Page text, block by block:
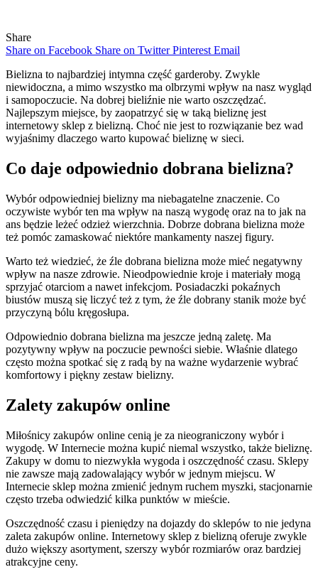
Share
Share on Facebook Share on Twitter Pinterest Email
Bielizna to najbardziej intymna część garderoby. Zwykle
niewidoczna, a mimo wszystko ma olbrzymi wpływ na nasz wygląd
i samopoczucie. Na dobrej bieliźnie nie warto oszczędzać.
Najlepszym miejsce, by zaopatrzyć się w taką bieliznę jest
internetowy sklep z bielizną. Choć nie jest to rozwiązanie bez wad
wyjaśnimy dlaczego warto kupować bieliznę w sieci.
Co daje odpowiednio dobrana bielizna?
Wybór odpowiedniej bielizny ma niebagatelne znaczenie. Co
oczywiste wybór ten ma wpływ na naszą wygodę oraz na to jak na
ans będzie leżeć odzież wierzchnia. Dobrze dobrana bielizna może
też pomóc zamaskować niektóre mankamenty naszej figury.
Warto też wiedzieć, że źle dobrana bielizna może mieć negatywny
wpływ na nasze zdrowie. Nieodpowiednie kroje i materiały mogą
sprzyjać otarciom a nawet infekcjom. Posiadaczki pokaźnych
biustów muszą się liczyć też z tym, że źle dobrany stanik może być
przyczyną bólu kręgosłupa.
Odpowiednio dobrana bielizna ma jeszcze jedną zaletę. Ma
pozytywny wpływ na poczucie pewności siebie. Właśnie dlatego
często można spotkać się z radą by na ważne wydarzenie wybrać
komfortowy i piękny zestaw bielizny.
Zalety zakupów online
Miłośnicy zakupów online cenią je za nieograniczony wybór i
wygodę. W Internecie można kupić niemal wszystko, także bieliznę.
Zakupy w domu to niezwykła wygoda i oszczędność czasu. Sklepy
nie zawsze mają zadowalający wybór w jednym miejscu. W
Internecie sklep można zmienić jednym ruchem myszki, stacjonarnie
często trzeba odwiedzić kilka punktów w mieście.
Oszczędność czasu i pieniędzy na dojazdy do sklepów to nie jedyna
zaleta zakupów online. Internetowy sklep z bielizną oferuje zwykle
dużo większy asortyment, szerszy wybór rozmiarów oraz bardziej
atrakcyjne ceny.